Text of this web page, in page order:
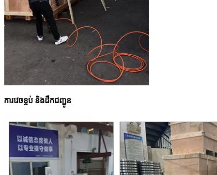
ការវេចខ្ចប់ និងដឹកជញ្ជូន